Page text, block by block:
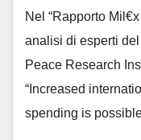
Nel “Rapporto
analisi di esperti
Peace Research
“Increased
spending is